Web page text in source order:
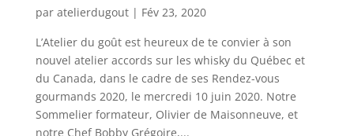
par atelierdugout| Fév 23, 2020
L’Atelier du goût est heureux de te convier à son
nouvel atelier accords sur les whisky du Québec et
du Canada, dans le cadre de ses Rendez-vous
gourmands 2020, le mercredi 10 juin 2020. Notre
Sommelier formateur, Olivier de Maisonneuve, et
notre Chef Bobby Grégoire,...